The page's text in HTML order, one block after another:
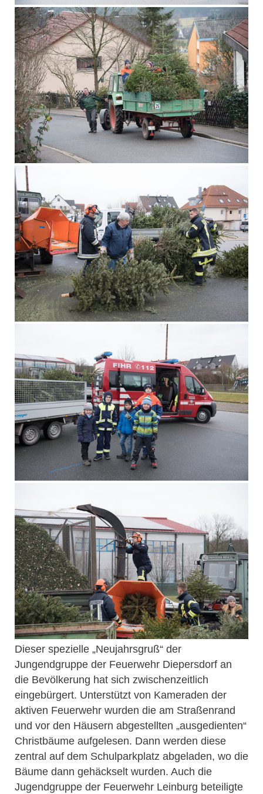
Dieser spezielle „Neujahrsgruß“ der
Jungendgruppe der Feuerwehr Diepersdorf an
die Bevölkerung hat sich zwischenzeitlich
eingebürgert. Unterstützt von Kameraden der
aktiven Feuerwehr wurden die am Straßenrand
und vor den Häusern abgestellten „ausgedienten“
Christbäume aufgelesen. Dann werden diese
zentral auf dem Schulparkplatz abgeladen, wo die
Bäume dann gehäckselt wurden. Auch die
Jugendgruppe der Feuerwehr Leinburg beteiligte